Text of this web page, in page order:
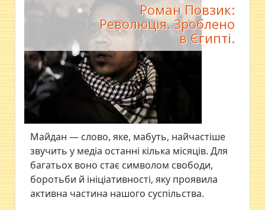
Роман Повзик:
Революція. Зроблено
в Єгипті.
Майдан — слово, яке, мабуть, найчастіше
звучить у медіа останні кілька місяців. Для
багатьох воно стає символом свободи,
боротьби й ініціативності, яку проявила
активна частина нашого суспільства.